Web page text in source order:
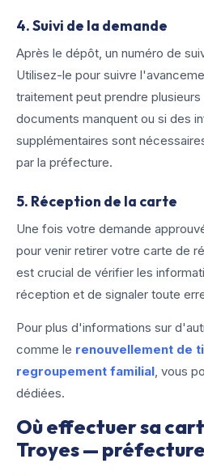
4. Suivi de la demande
Après le dépôt, un numéro de
Utilisez-le pour suivre
traitement peut prendre plusieurs
documents manquent ou si des
supplémentaires sont
par la préfecture.
5. Réception de la carte
Une fois votre demande
pour venir retirer votre carte de
est crucial de vérifier les
réception et de signaler toute
Pour plus d'informations sur
comme le renouvellement de
regroupement familial, vous
dédiées.
Où effectuer sa
Troyes —